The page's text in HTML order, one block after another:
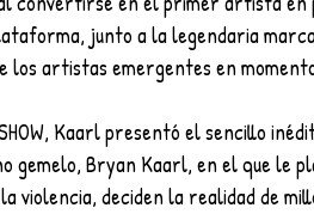
junto a la legendaria marca
los artistas emergentes en
SHOW, Kaarl presentó el sencillo
gemelo, Bryan Kaarl, en el que le
violencia, deciden la realidad de